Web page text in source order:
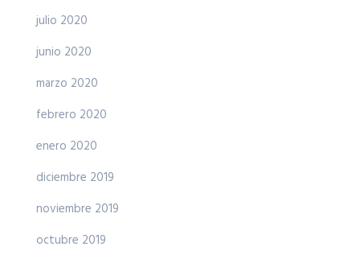
julio 2020
junio 2020
marzo 2020
febrero 2020
enero 2020
diciembre 2019
noviembre 2019
octubre 2019